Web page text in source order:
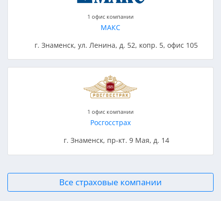
1 офис компании
МАКС
г. Знаменск, ул. Ленина, д. 52, копр. 5, офис 105
1 офис компании
Росгосстрах
г. Знаменск, пр-кт. 9 Мая, д. 14
Все страховые компании